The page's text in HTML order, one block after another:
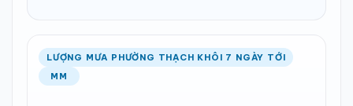
LƯỢNG MƯA PHƯỜNG THẠCH KHÔI 7 NGÀY TỚI
MM